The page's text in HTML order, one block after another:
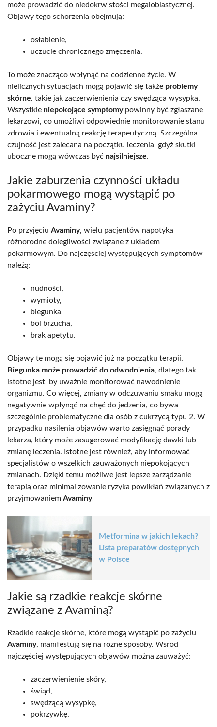
może prowadzić do niedokrwistości megaloblastycznej.
Objawy tego schorzenia obejmują:
osłabienie,
uczucie chronicznego zmęczenia.
To może znacząco wpłynąć na codzienne życie. W
nielicznych sytuacjach mogą pojawić się także problemy
skórne, takie jak zaczerwienienia czy swędząca wysypka.
Wszystkie niepokojące symptomypowinny być zgłaszane
lekarzowi, co umożliwi odpowiednie monitorowanie stanu
zdrowia i ewentualną reakcję terapeutyczną. Szczególna
czujność jest zalecana na początku leczenia, gdyż skutki
uboczne mogą wówczas być najsilniejsze.
Jakie zaburzenia czynności układu
pokarmowego mogą wystąpić po
zażyciu Avaminy?
Po przyjęciu Avaminy, wielu pacjentów napotyka
różnorodne dolegliwości związane z układem
pokarmowym. Do najczęściej występujących symptomów
należą:
nudności,
wymioty,
biegunka,
ból brzucha,
brak apetytu.
Objawy te mogą się pojawić już na początku terapii.
Biegunka może prowadzić do odwodnienia, dlatego tak
istotne jest, by uważnie monitorować nawodnienie
organizmu. Co więcej, zmiany w odczuwaniu smaku mogą
negatywnie wpłynąć na chęć do jedzenia, co bywa
szczególnie problematyczne dla osób z cukrzycą typu 2. W
przypadku nasilenia objawów warto zasięgnąć porady
lekarza, który może zasugerować modyfikację dawki lub
zmianę leczenia. Istotne jest również, aby informować
specjalistów o wszelkich zauważonych niepokojących
zmianach. Dzięki temu możliwe jest lepsze zarządzanie
terapią oraz minimalizowanie ryzyka powikłań związanych z
przyjmowaniem Avaminy.
Metformina w jakich lekach?
Lista preparatów dostępnych
w Polsce
Jakie są rzadkie reakcje skórne
związane z Avaminą?
Rzadkie reakcje skórne, które mogą wystąpić po zażyciu
Avaminy, manifestują się na różne sposoby. Wśród
najczęściej występujących objawów można zauważyć:
zaczerwienienie skóry,
świąd,
swędzącą wysypkę,
pokrzywkę.